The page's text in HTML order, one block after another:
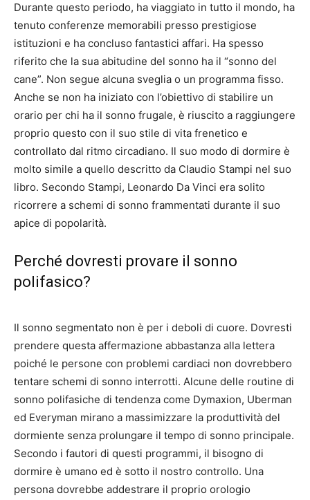
Durante questo periodo, ha viaggiato in tutto il mondo, ha
tenuto conferenze memorabili presso prestigiose
istituzioni e ha concluso fantastici affari. Ha spesso
riferito che la sua abitudine del sonno ha il “sonno del
cane”. Non segue alcuna sveglia o un programma fisso.
Anche se non ha iniziato con l’obiettivo di stabilire un
orario per chi ha il sonno frugale, è riuscito a raggiungere
proprio questo con il suo stile di vita frenetico e
controllato dal ritmo circadiano. Il suo modo di dormire è
molto simile a quello descritto da Claudio Stampi nel suo
libro. Secondo Stampi, Leonardo Da Vinci era solito
ricorrere a schemi di sonno frammentati durante il suo
apice di popolarità.
Perché dovresti provare il sonno
polifasico?
Il sonno segmentato non è per i deboli di cuore. Dovresti
prendere questa affermazione abbastanza alla lettera
poiché le persone con problemi cardiaci non dovrebbero
tentare schemi di sonno interrotti. Alcune delle routine di
sonno polifasiche di tendenza come Dymaxion, Uberman
ed Everyman mirano a massimizzare la produttività del
dormiente senza prolungare il tempo di sonno principale.
Secondo i fautori di questi programmi, il bisogno di
dormire è umano ed è sotto il nostro controllo. Una
persona dovrebbe addestrare il proprio orologio